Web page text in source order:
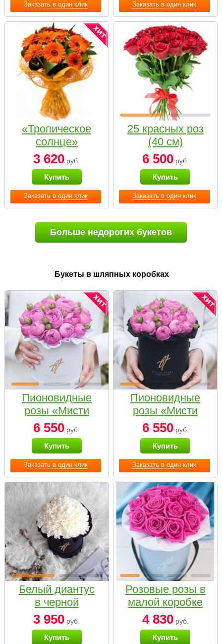
Заказать в один клик Заказать в один клик
Заказать в один клик
«Тропическое
солнце»
3 620 руб.
Купить
Заказать в один клик
25 красных роз
(40 см)
6 500руб.
Купить
Больше недорогих букетов
Букеты в шляпных коробках
Заказать в один клик
Пионовидные
розы «Мисти
бабблс» в белой
коробке Small
6 550 руб.
Купить
Заказать в один клик
Пионовидные
розы «Мисти
бабблс» в
черной коробке
Small
6 550руб.
Купить
Белый диантус
в черной
коробке Small
3 950 руб.
Купить
Розовые розы в
малой коробке
4 830руб.
Купить